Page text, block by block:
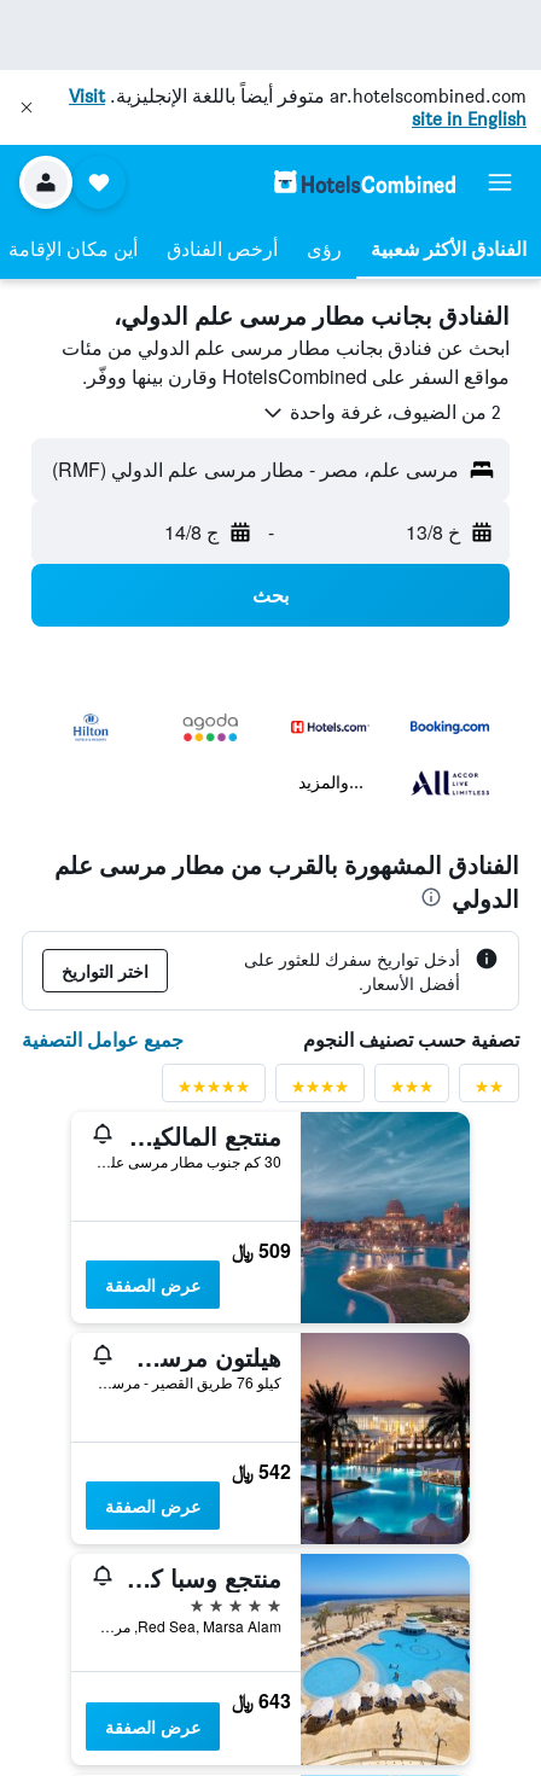
ar.hotelscombined.com متوفر أيضاً باللغة الإنجليزية.Visit
site in English
رؤى أرخص الفنادق أين مكان الإقامة
الفنادق بجانب مطار مرسى علم الدولي،
ابحث عن فنادق بجانب مطار مرسى علم الدولي من مئات
مواقع السفر على HotelsCombined وقارن بينها ووفّر.
2 من الضيوف، غرفة واحدة
مرسى علم، مصر - مطار مرسى علم الدولي (RMF)
خ 13/8 - ج 14/8
بحث
...والمزيد
الفنادق المشهورة بالقرب من مطار مرسى علم
الدولي
أدخل تواريخ سفرك للعثور على
أفضل الأسعار.
اختر التواريخ
تصفية حسب تصنيف النجوم جميع عوامل التصفية
منتجع المالكية ريزورت أبو دباب
30 كم جنوب مطار مرسى علم الدولي, مرسى علم, مصر
509 ﷼
عرض الصفقة
هيلتون مرسى علم نوبيان ريزورت
كيلو 76 طريق القصير - مرسى علم ، ابو دباب, مرسى علم, مصر
542 ﷼
عرض الصفقة
منتجع وسبا كونكورد مورين بيتش
5 نجوم
Red Sea, Marsa Alam, مرسى علم, مصر
643 ﷼
عرض الصفقة